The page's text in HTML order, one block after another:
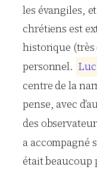
les évangiles,
chrétiens est
historique (très
personnel. Luc
centre de la
pense, avec
des
a accompagné
était beaucoup